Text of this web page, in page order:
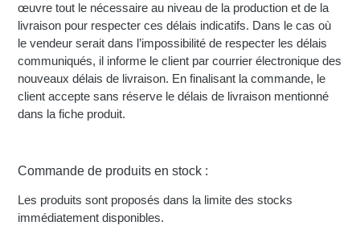
œuvre tout le nécessaire au niveau de la production et de la
livraison pour respecter ces délais indicatifs. Dans le cas où
le vendeur serait dans l’impossibilité de respecter les délais
communiqués, il informe le client par courrier électronique des
nouveaux délais de livraison. En finalisant la commande, le
client accepte sans réserve le délais de livraison mentionné
dans la fiche produit.
Commande de produits en stock :
Les produits sont proposés dans la limite des stocks
immédiatement disponibles.